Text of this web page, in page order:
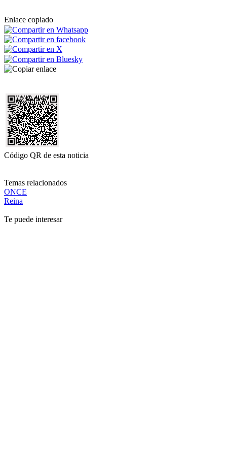
Enlace copiado
Código QR de esta noticia
Temas relacionados
ONCE
Reina
Te puede interesar